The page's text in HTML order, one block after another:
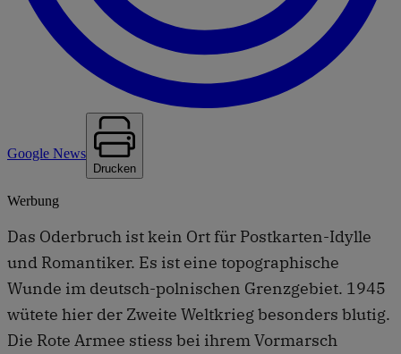
Google News
Drucken
Werbung
Das Oderbruch ist kein Ort für Postkarten-Idylle
und Romantiker. Es ist eine topographische
Wunde im deutsch-polnischen Grenzgebiet. 1945
wütete hier der Zweite Weltkrieg besonders blutig.
Die Rote Armee stiess bei ihrem Vormarsch